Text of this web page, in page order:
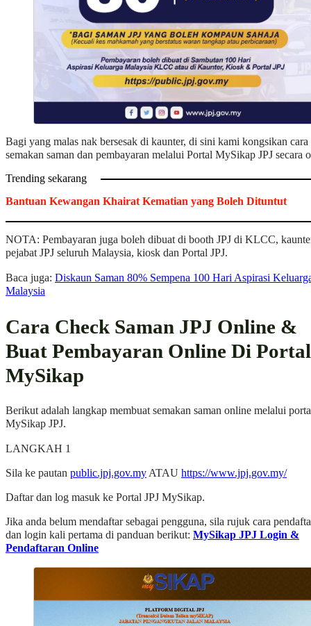
Bagi yang malas nak bersesak di kaunter, di sini kami kongsikan cara
semakan saman dan pembayaran melalui Portal MySikap JPJ secara
Trending sekarang
Bantuan Kewangan Khairat Kematian yang Boleh Dituntut
NOTA: Pembayaran juga boleh dibuat di booth JPJ di KLCC,
pejabat JPJ seluruh Malaysia, kiosk dan Portal JPJ.
Baca juga: Diskaun Saman 80% Sempena 100 Hari Aspirasi
Malaysia
Cara Check Saman JPJ Online &
Buat Pembayaran Online Di Portal
MySikap
Berikut adalah langkap membuat semakan saman online melalui
MySikap JPJ.
LANGKAH 1
Sila ke pautan public.jpj.gov.myATAU https://www.jpj.gov.my/
Daftar dan log masuk ke Portal JPJ MySikap.
Jika anda belum mendaftar sebagai pengguna, sila rujuk cara
dan login kali pertama di panduan berikut: MySikap JPJ Login &
Pendaftaran Online